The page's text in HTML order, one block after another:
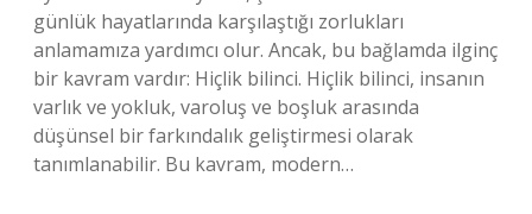
günlük hayatlarında karşılaştığı zorlukları
anlamamıza yardımcı olur. Ancak, bu bağlamda ilginç
bir kavram vardır: Hiçlik bilinci. Hiçlik bilinci, insanın
varlık ve yokluk, varoluş ve boşluk arasında
düşünsel bir farkındalık geliştirmesi olarak
tanımlanabilir. Bu kavram, modern…